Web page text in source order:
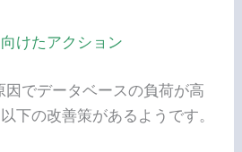
けたアクション
因でデータベースの負荷が高
下の改善策があるようです。